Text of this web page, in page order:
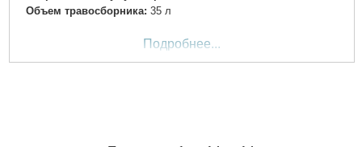
Объем травосборника: 35 л
Подробнее...